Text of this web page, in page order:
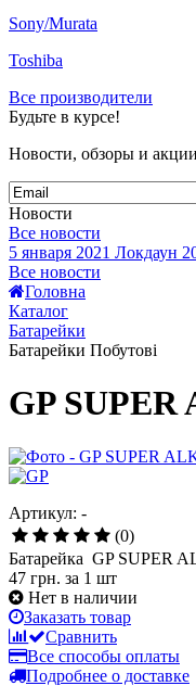
Sony/Murata
Toshiba
Все производители
Будьте в курсе!
Новости, обзоры и акции
Новости
Все новости
5 января 2021 Локдаун
Все новости
Головна
Каталог
Батарейки
Батарейки Побутові
GP SUPER
Артикул: -
(0)
Батарейка GP SUPER
47 грн. за 1 шт
Нет в наличии
Заказать товар
Сравнить
Все способы оплаты
Подробнее о доставке